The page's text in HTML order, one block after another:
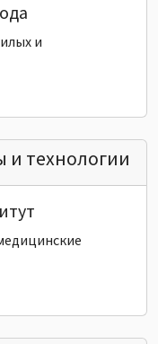
и
и технологии